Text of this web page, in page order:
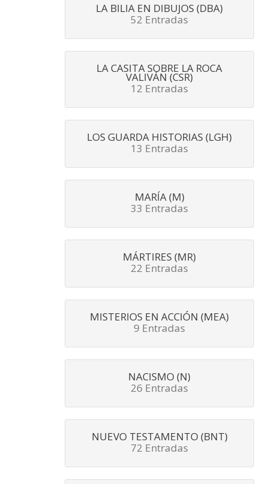
LA BILIA EN DIBUJOS (DBA)
52 Entradas
LA CASITA SOBRE LA ROCA
VALIVÁN (CSR)
12 Entradas
LOS GUARDA HISTORIAS (LGH)
13 Entradas
MARÍA (M)
33 Entradas
MÁRTIRES (MR)
22 Entradas
MISTERIOS EN ACCIÓN (MEA)
9 Entradas
NACISMO (N)
26 Entradas
NUEVO TESTAMENTO (BNT)
72 Entradas